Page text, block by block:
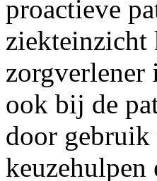
proactieve
ziekteinzicht
zorgverlener
ook bij de
door gebruik
keuzehulpen